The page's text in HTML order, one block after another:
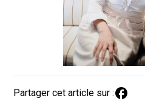
Partager cet article sur :